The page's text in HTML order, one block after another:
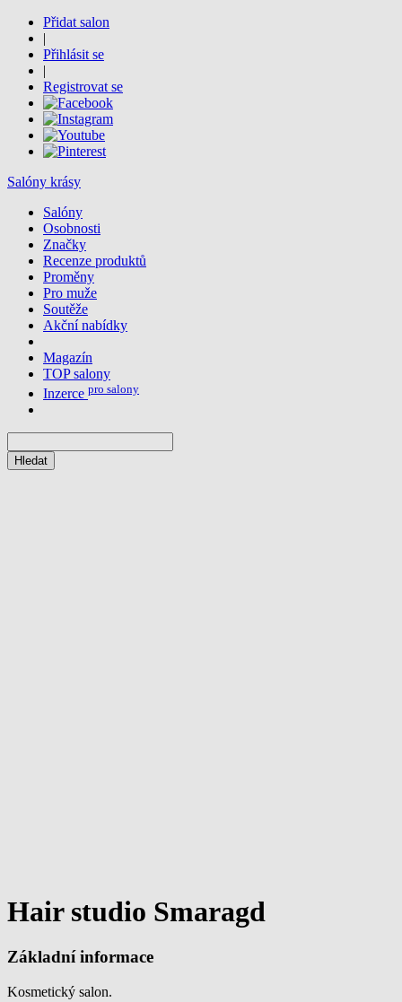
Přidat salon
|
Přihlásit se
|
Registrovat se
Salóny krásy
Salóny
Osobnosti
Značky
Recenze produktů
Proměny
Pro muže
Soutěže
Akční nabídky
Magazín
TOP salony
Inzerce pro salony
Hair studio Smaragd
Základní informace
Kosmetický salon.